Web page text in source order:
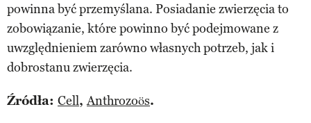
powinna być przemyślana. Posiadanie zwierzęcia to
zobowiązanie, które powinno być podejmowane z
uwzględnieniem zarówno własnych potrzeb, jak i
dobrostanu zwierzęcia.
Źródła: Cell,Anthrozoös.